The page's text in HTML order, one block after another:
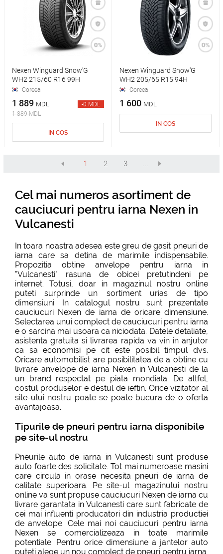
Nexen Winguard Snow'G
WH2 215/60 R16 99H
Coreea
1 889 MDL
1 889 MDL
-0 MDL
IN COS
Nexen Winguard Snow'G
WH2 205/65 R15 94H
Coreea
1 600 MDL
IN COS
1 2 3 ...
Cel mai numeros asortiment de
cauciucuri pentru iarna Nexen in
Vulcanesti
In toara noastra adesea este greu de gasit pneuri de
iarna care sa detina de marimile indispensabile.
Propozitia obtine anvelope pentru iarna in
"Vulcanesti" rasuna de obicei pretutindeni pe
internet. Totusi, doar in magazinul nostru online
puteti surprinde un sortiment urias de tipo
dimensiuni. In catalogul nostru sunt prezentate
cauciucuri Nexen de iarna de oricare dimensiune.
Selectarea unui complect de cauciucuri pentru iarna
e o sarcina mai usoara ca niciodata. Datele detaliate,
asistenta gratuita si livrarea rapida va vin in anjutor
ca sa economisi pe cit este posibil timpul dvs.
Oricare automobilist are posibilitatea de a obtine cu
livrare anvelope de iarna Nexen in Vulcanesti de la
un brand respectat pe piata mondiala. De altfel,
costul produselor e destul de ieftin. Orice vizitator al
site-ului nostru poate se poate bucura de o oferta
avantajoasa.
Tipurile de pneuri pentru iarna disponibile
pe site-ul nostru
Pneurile auto de iarna in Vulcanesti sunt produse
auto foarte des solicitate. Tot mai numeroase masini
care circula in orase necesita pneuri de iarna de
calitate superioara. Pe site-ul magazinului nostru
online va sunt propuse cauciucuri Nexen de iarna cu
livrare garantata in Vulcanesti care sunt fabricate de
cei mai influenti producatori din industria productiei
de anvelope. Cele mai noi cauciucuri pentru iarna
Nexen se comercializeaza in toate marimile
potentiale. Pentru orice dimensiune a jantelor auto
puteti alege un nou complect de pneuri pentru iarna.